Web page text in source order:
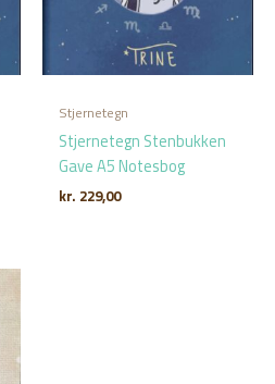
Stjernetegn
Stjernetegn Stenbukken
Gave A5 Notesbog
kr. 229,00